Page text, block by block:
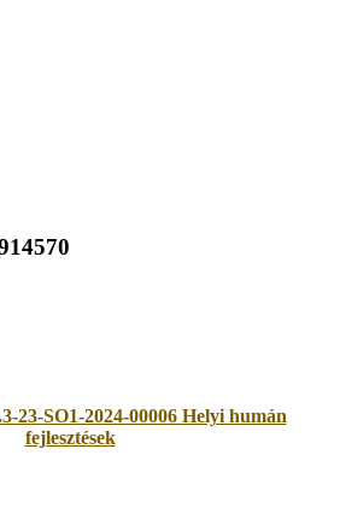
23-SO1-2024-00006 Helyi humán
fejlesztések